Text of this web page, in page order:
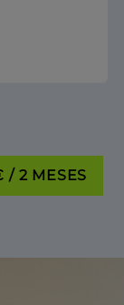
/ 2 MESES